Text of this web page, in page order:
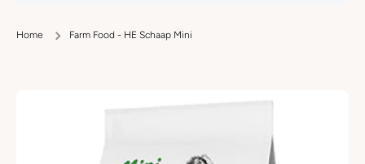
Home Farm Food - HE Schaap Mini